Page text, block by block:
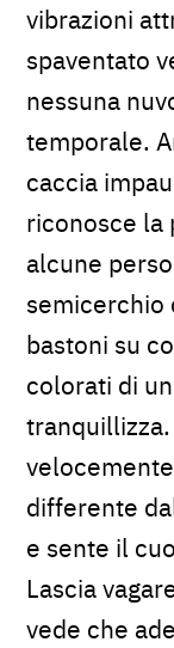
vibrazioni
spaventato
nessuna
temporale.
caccia
riconosce la
alcune
semicerchio
bastoni su
colorati di
differente
e sente il
Lascia
vede che